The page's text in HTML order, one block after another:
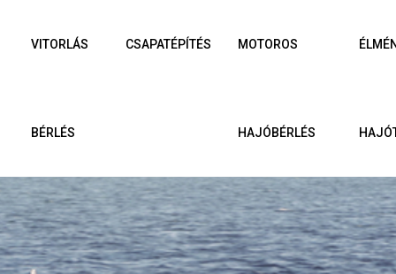
VITORLÁS
BÉRLÉS
CSAPATÉPÍTÉS MOTOROS
HAJÓBÉRLÉS